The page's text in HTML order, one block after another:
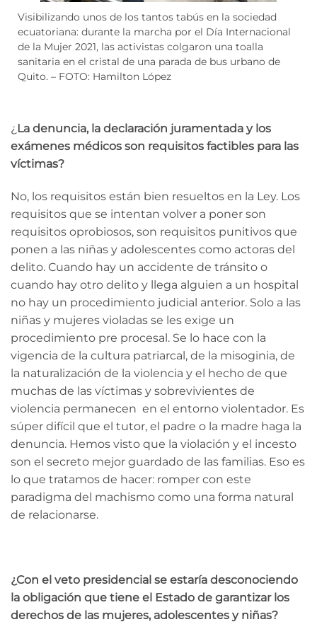
Visibilizando unos de los tantos tabús en la sociedad
ecuatoriana: durante la marcha por el Día Internacional
de la Mujer 2021, las activistas colgaron una toalla
sanitaria en el cristal de una parada de bus urbano de
Quito. – FOTO: Hamilton López
¿ La denuncia, la declaración juramentada y los
exámenes médicos son requisitos factibles para las
víctimas?
No, los requisitos están bien resueltos en la Ley. Los
requisitos que se intentan volver a poner son
requisitos oprobiosos, son requisitos punitivos que
ponen a las niñas y adolescentes como actoras del
delito. Cuando hay un accidente de tránsito o
cuando hay otro delito y llega alguien a un hospital
no hay un procedimiento judicial anterior. Solo a las
niñas y mujeres violadas se les exige un
procedimiento pre procesal. Se lo hace con la
vigencia de la cultura patriarcal, de la misoginia, de
la naturalización de la violencia y el hecho de que
muchas de las víctimas y sobrevivientes de
violencia permanecen en el entorno violentador. Es
súper difícil que el tutor, el padre o la madre haga la
denuncia. Hemos visto que la violación y el incesto
son el secreto mejor guardado de las familias. Eso es
lo que tratamos de hacer: romper con este
paradigma del machismo como una forma natural
de relacionarse.
¿Con el veto presidencial se estaría desconociendo
la obligación que tiene el Estado de garantizar los
derechos de las mujeres, adolescentes y niñas?